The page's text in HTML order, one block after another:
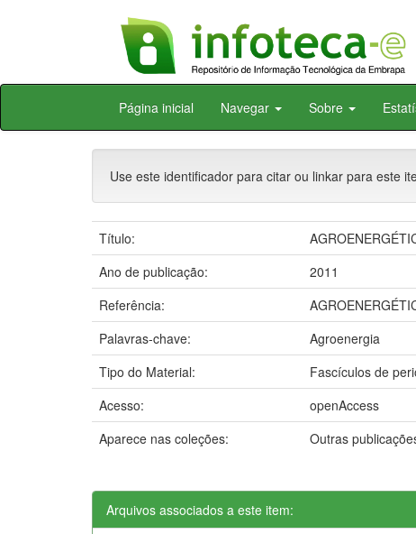
Skip
Página inicial Navegar Sobre
Use este identificador para citar ou linkar para este
Título:
Ano de publicação:
2011
Referência:
Palavras-chave:
Agroenergia
Tipo do Material:
Fascículos de
Acesso:
openAccess
Aparece nas coleções:
Outras
Arquivos associados a este item: